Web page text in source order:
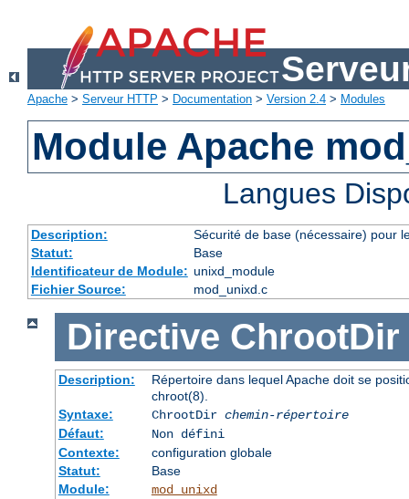
Apache > Serveur HTTP > Documentation > Version 2.4 > Modules
Module Apache
Langues
Description:
Sécurité de base (nécessaire) pour
Statut:
Base
Identificateur de Module: unixd_module
Fichier Source:
mod_unixd.c
Directive ChrootDir
Description:
Répertoire dans lequel Apache doit se
chroot(8).
Syntaxe:
ChrootDir chemin-répertoire
Défaut:
Non défini
Contexte:
configuration globale
Statut:
Base
Module:
mod_unixd